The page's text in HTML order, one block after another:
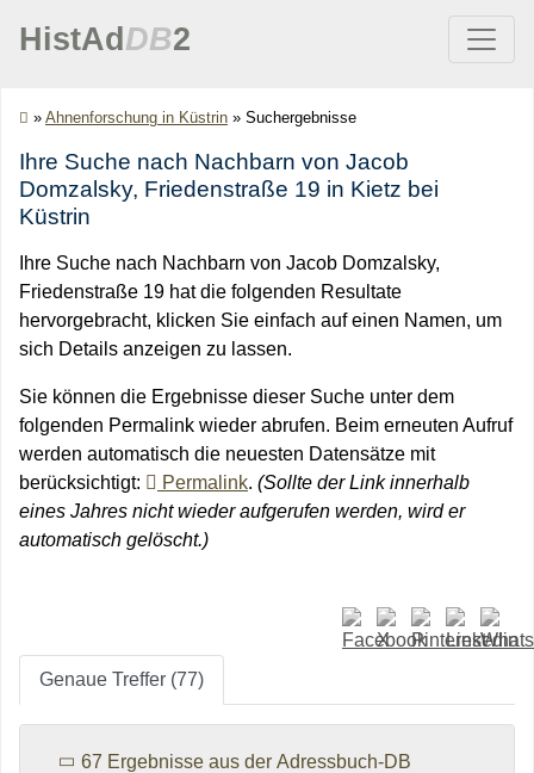
HistAd DB2
» Ahnenforschung in Küstrin » Suchergebnisse
Ihre Suche nach Nachbarn von Jacob
Domzalsky, Friedenstraße 19 in Kietz bei
Küstrin
Ihre Suche nach Nachbarn von Jacob Domzalsky,
Friedenstraße 19 hat die folgenden Resultate
hervorgebracht, klicken Sie einfach auf einen Namen, um
sich Details anzeigen zu lassen.
Sie können die Ergebnisse dieser Suche unter dem
folgenden Permalink wieder abrufen. Beim erneuten Aufruf
werden automatisch die neuesten Datensätze mit
berücksichtigt:
Permalink. (Sollte der Link innerhalb
eines Jahres nicht wieder aufgerufen werden, wird er
automatisch gelöscht.)
Genaue Treffer (77)
67 Ergebnisse aus der Adressbuch-DB